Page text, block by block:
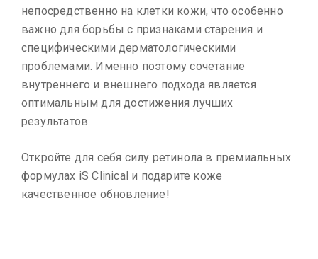
непосредственно на клетки кожи, что особенно
важно для борьбы с признаками старения и
специфическими дерматологическими
проблемами. Именно поэтому сочетание
внутреннего и внешнего подхода является
оптимальным для достижения лучших
результатов.
Откройте для себя силу ретинола в премиальных
формулах iS Clinical и подарите коже
качественное обновление!